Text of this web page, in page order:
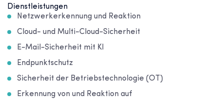
Dienstleistungen
Netzwerkerkennung und Reaktion
Cloud- und Multi-Cloud-Sicherheit
E-Mail-Sicherheit mit KI
Endpunktschutz
Sicherheit der Betriebstechnologie (OT)
Erkennung von und Reaktion auf